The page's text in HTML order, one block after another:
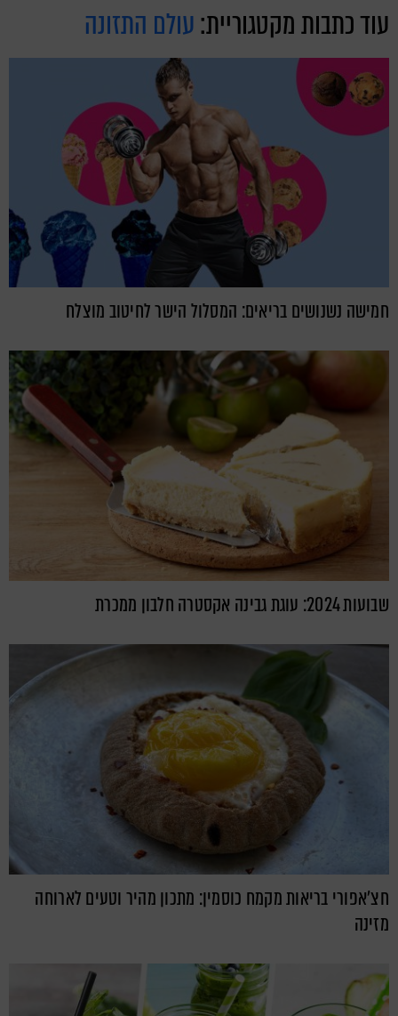
עוד כתבות מקטגוריית:עולם התזונה
חמישה נשנושים בריאים: המסלול הישר לחיטוב מוצלח
שבועות 2024: עוגת גבינה אקסטרה חלבון ממכרת
חצ'אפורי בריאות מקמח כוסמין: מתכון מהיר וטעים לארוחה
מזינה